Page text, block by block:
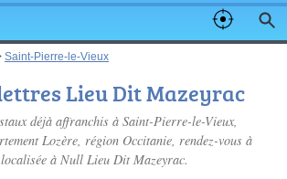
Saint-Pierre-le-Vieux
Lieu Dit Mazeyrac
déjà affranchis à Saint-Pierre-le-Vieux,
Lozère, région Occitanie, rendez-vous à
à Null Lieu Dit Mazeyrac.